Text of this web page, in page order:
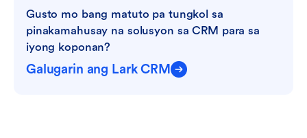
Gusto mo bang matuto pa tungkol sa
pinakamahusay na solusyon sa CRM para sa
iyong koponan?
Galugarin ang Lark CRM